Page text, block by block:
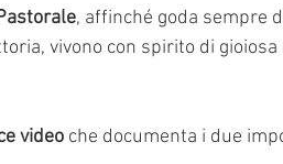
, affinché goda sempre
vivono con spirito di
video che documenta i due